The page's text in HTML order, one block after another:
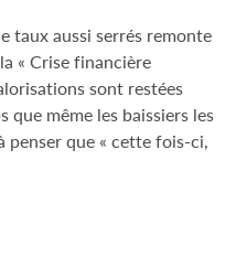
taux aussi serrés remonte
« Crise financière
sont restées
que même les baissiers les
penser que « cette fois-ci,